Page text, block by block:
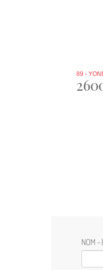
89 -
NOM -